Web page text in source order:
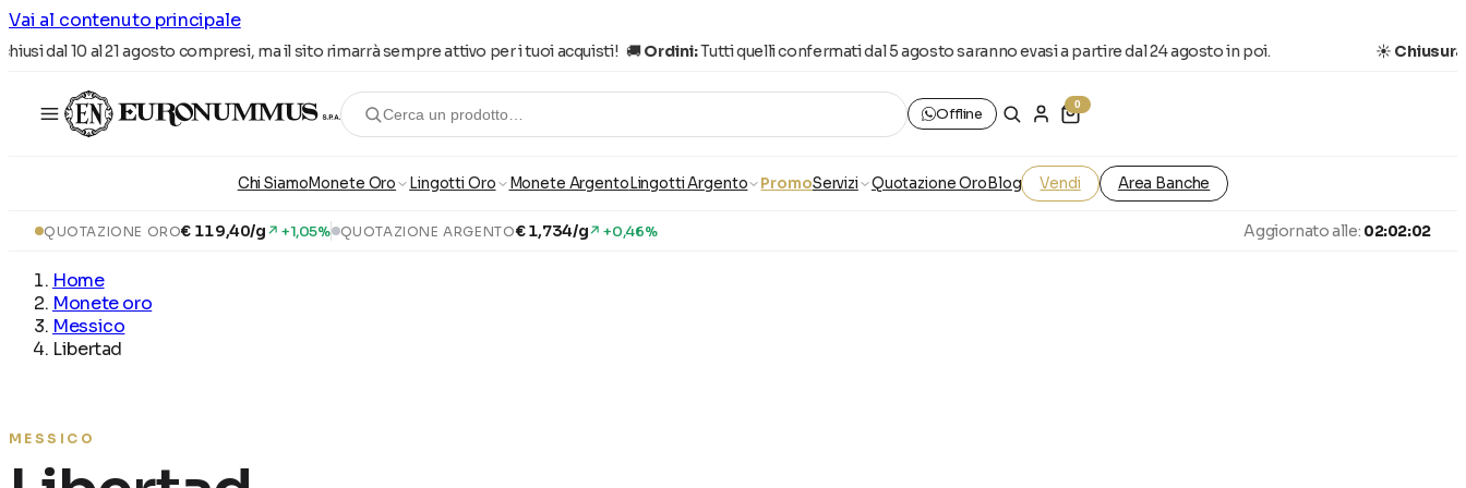
Vai al contenuto principale
dal 10 al 21 agosto compresi, ma il sito rimarrà sempre attivo per i tuoi acquisti! 🚚 Ordini:Tutti quelli confermati dal 5 agosto saranno evasi a partire dal 24 agosto in poi. Chiusura
Cerca un prodotto… Offline
0
Chi SiamoMonete Oro Lingotti Oro Monete Argento Lingotti Argento PromoServizi Quotazione Oro Blog Vendi Area Banche
QUOTAZIONE ORO€ 119,40/g↗ +1,05% QUOTAZIONE ARGENTO€ 1,734/g↗ +0,46% Aggiornato alle: 02:02:03
Home
Monete oro
Messico
Libertad
MESSICO